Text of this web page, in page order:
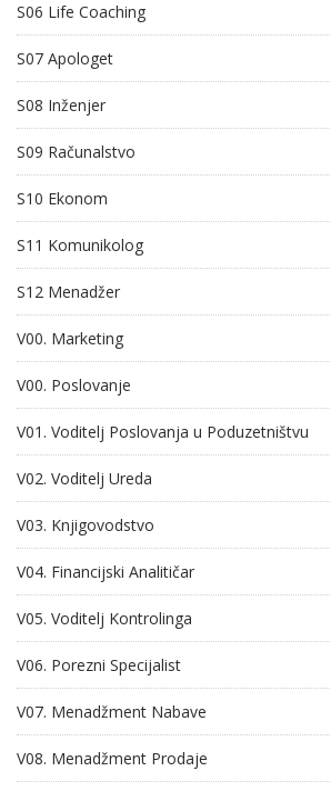
S06 Life Coaching
S07 Apologet
S08 Inženjer
S09 Računalstvo
S10 Ekonom
S11 Komunikolog
S12 Menadžer
V00. Marketing
V00. Poslovanje
V01. Voditelj Poslovanja u Poduzetništvu
V02. Voditelj Ureda
V03. Knjigovodstvo
V04. Financijski Analitičar
V05. Voditelj Kontrolinga
V06. Porezni Specijalist
V07. Menadžment Nabave
V08. Menadžment Prodaje